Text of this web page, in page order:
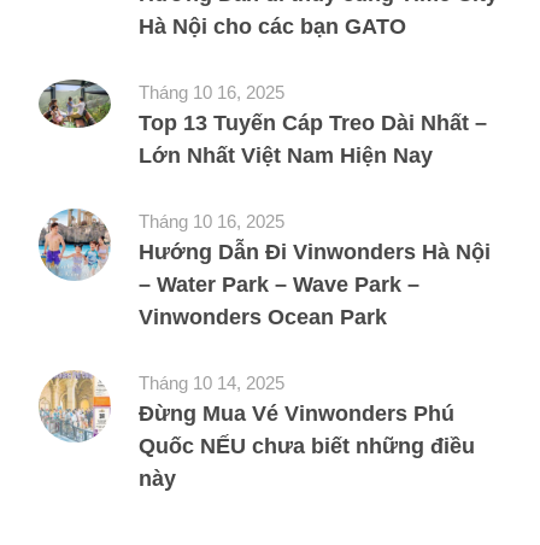
Hà Nội cho các bạn GATO
Tháng 10 16, 2025
Top 13 Tuyến Cáp Treo Dài Nhất –
Lớn Nhất Việt Nam Hiện Nay
Tháng 10 16, 2025
Hướng Dẫn Đi Vinwonders Hà Nội
– Water Park – Wave Park –
Vinwonders Ocean Park
Tháng 10 14, 2025
Đừng Mua Vé Vinwonders Phú
Quốc NẾU chưa biết những điều
này